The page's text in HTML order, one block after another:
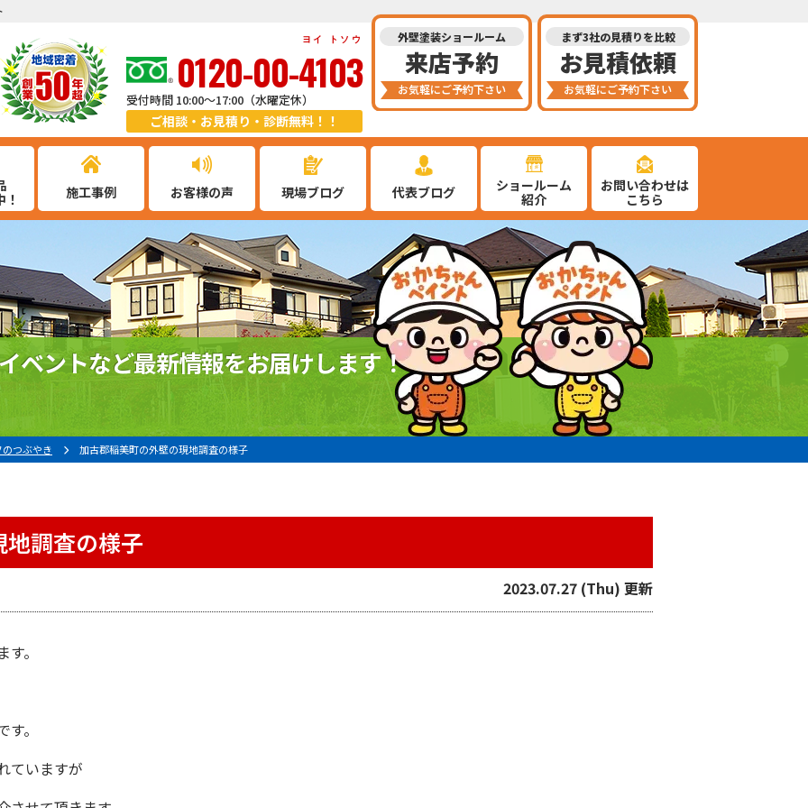
0120-00-4103
ヨイ トソウ
受付時間 10:00～17:00（水曜定休）
ご相談・お見積り・診断無料！！
外壁塗装ショールーム
来店予約
お気軽にご予約下さい
まず3社の見積りを比較
お見積依頼
お気軽にご予約下さい
施工事例 お客様の声 現場ブログ 代表ブログ
ショールーム
紹介
お問い合わせは
こちら
ベントなど最新情報をお届けします！
つぶやき 加古郡稲美町の外壁の現地調査の様子
調査の様子
2023.07.27 (Thu) 更新
。
。
ていますが